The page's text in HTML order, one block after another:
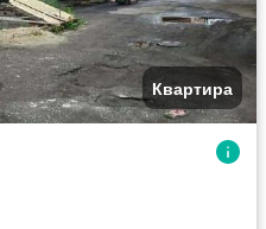
Квартира